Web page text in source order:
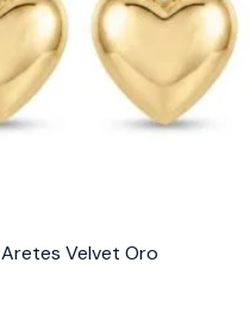
Aretes Velvet Oro